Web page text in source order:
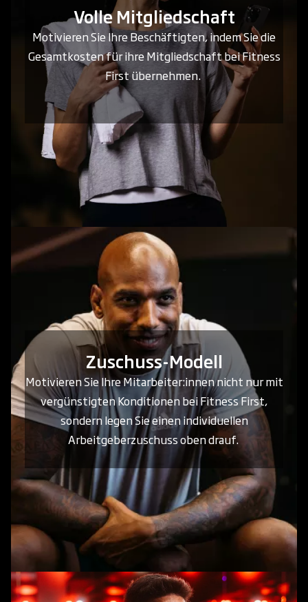
Volle Mitgliedschaft
Motivieren Sie Ihre Beschäftigten, indem Sie die
Gesamtkosten für ihre Mitgliedschaft bei Fitness
First übernehmen.
Zuschuss-Modell
Motivieren Sie Ihre Mitarbeiter:innen nicht nur mit
vergünstigten Konditionen bei Fitness First,
sondern legen Sie einen individuellen
Arbeitgeberzuschuss oben drauf.